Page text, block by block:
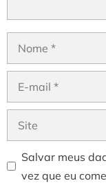
Salvar meus
vez que eu